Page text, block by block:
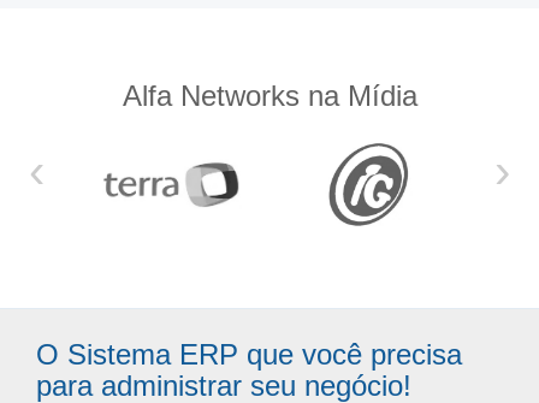
Alfa Networks na Mídia
‹ ›
O Sistema ERP que você precisa
para administrar seu negócio!